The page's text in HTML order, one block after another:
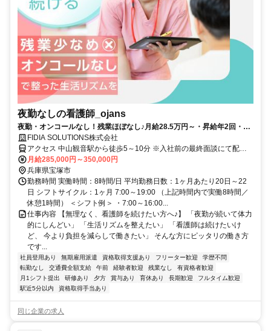
夜勤なしの看護師_ojans
夜勤・オンコールなし！残業ほぼなし♪月給28.5万円～・昇給年2回・賞
与年2回★初年度は賞与年3回★
FIDIA SOLUTIONS株式会社
アクセス 中山観音駅から徒歩5～10分 ※入社前の最終面談にて配属
先を決定致します。
月給285,000円～350,000円
兵庫県宝塚市
勤務時間 実働時間：8時間/日 平均勤務日数：1ヶ月あたり20日～22
日 シフトサイクル：1ヶ月 7:00～19:00 （上記時間内で実働8時間／
休憩1時間） ＜シフト例＞ ・7:00～16:00...
仕事内容 【無理なく、看護師を続けたい方へ♪】 「夜勤が続いて体力
的にしんどい」 「生活リズムを整えたい」 「看護師は続けたいけ
ど、 今より負担を減らして働きたい」 そんな方にピッタリの働き方
です...
社員登用あり 無期雇用派遣 資格取得支援あり フリーター歓迎
学歴不問
転勤なし
交通費全額支給 午前 経験者歓迎 残業なし
有資格者歓迎
月1シフト提出
研修あり 夕方 賞与あり 育休あり 長期歓迎
フルタイム歓迎
駅近5分以内
資格取得手当あり
同じ企業の求人